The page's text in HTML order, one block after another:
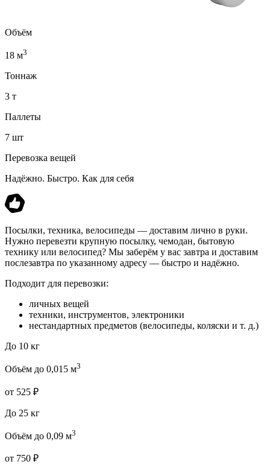
Объём
18 м3
Тоннаж
3 т
Паллеты
7 шт
Перевозка вещей
Надёжно. Быстро. Как для себя
Посылки, техника, велосипеды — доставим лично в руки.
Нужно перевезти крупную посылку, чемодан, бытовую
технику или велосипед? Мы заберём у вас завтра и доставим
послезавтра по указанному адресу — быстро и надёжно.
Подходит для перевозки:
личных вещей
техники, инструментов, электроники
нестандартных предметов (велосипеды, коляски и т. д.)
До 10 кг
Объём до 0,015 м3
от 525 ₽
До 25 кг
Объём до 0,09 м3
от 750 ₽